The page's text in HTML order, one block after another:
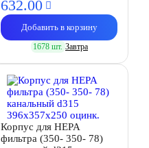
632.00
Добавить в корзину
1678 шт. Завтра
Корпус для HEPA
фильтра (350- 350- 78)